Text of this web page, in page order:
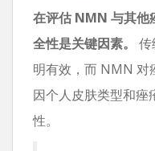
在评估 NMN 与其他
全性是关键因素。
传
明有效，而 NMN 对
因个人皮肤类型和痤
性。